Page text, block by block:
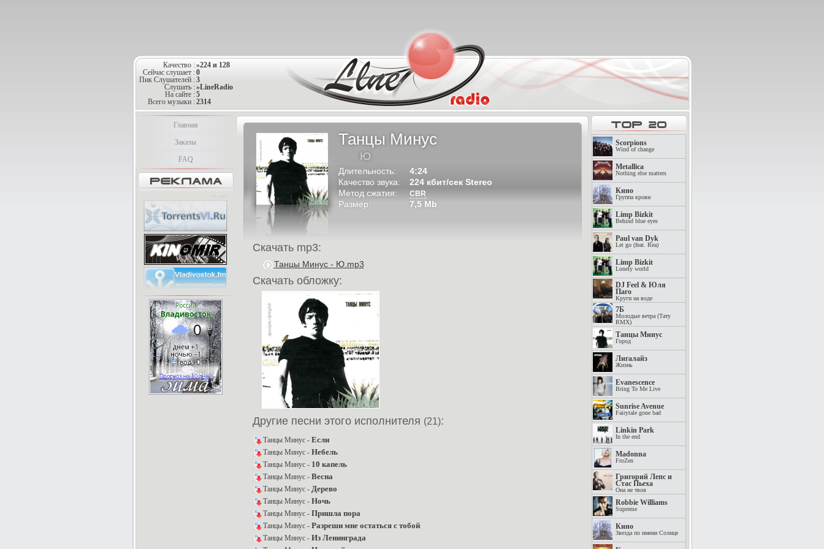
Качество :»224 и 128
Сейчас слушает :0
Пик Слушателей :3
Слушать :»LineRadio
На сайте :5
Всего музыки :2314
Главная
Заказы
FAQ
Танцы Минус
Ю
Длительность:
4:24
Качество звука:
224 кбит/сек Stereo
Метод сжатия:
CBR
Размер: 7,5 Mb
Скачать mp3:
Танцы Минус - Ю.mp3
Скачать обложку:
Другие песни этого исполнителя (21):
Танцы Минус - Если
Танцы Минус - Небель
Танцы Минус - 10 капель
Танцы Минус - Весна
Танцы Минус - Дерево
Танцы Минус - Ночь
Танцы Минус - Пришла пора
Танцы Минус - Разреши мне остаться с тобой
Танцы Минус - Из Ленинграда
Scorpions
Wind of change
Metallica
Nothing else matters
Кино
Группа крови
Limp Bizkit
Behind blue eyes
Paul van Dyk
Let go (feat. Rea)
Limp Bizkit
Lonely world
DJ Feel & Юля
Паго
Круги на воде
7Б
Молодые ветра (Тату
RMX)
Танцы Минус
Город
Лигалайз
Жизнь
Evanescence
Bring To Me Live
Sunrise Avenue
Fairytale gone bad
Linkin Park
In the end
Madonna
FroZen
Григорий Лепс и
Стас Пьеха
Она не твоя
Robbie Williams
Supreme
Кино
Звезда по имени Солнце